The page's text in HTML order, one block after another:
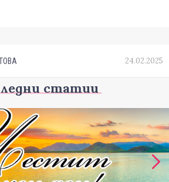
24.02.2025
статии